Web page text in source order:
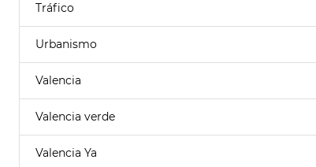
Tráfico
Urbanismo
Valencia
Valencia verde
Valencia Ya